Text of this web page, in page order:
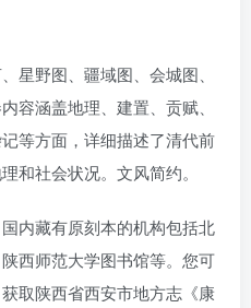
星野图、疆域图、会城图、
容涵盖地理、建置、贡赋、
等方面，详细描述了清代前
和社会状况。文风简约。
内藏有原刻本的机构包括北
西师范大学图书馆等。您可
取陕西省西安市地方志《康